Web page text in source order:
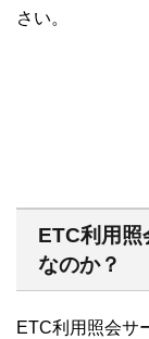
さい。
ETC利用照
なのか？
ETC利用照会サ